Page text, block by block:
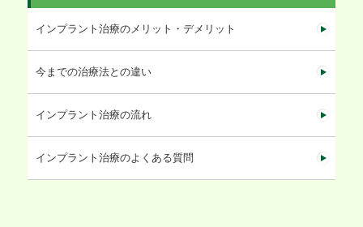
インプラント治療のメリット・デメリット
今までの治療法との違い
インプラント治療の流れ
インプラント治療のよくある質問